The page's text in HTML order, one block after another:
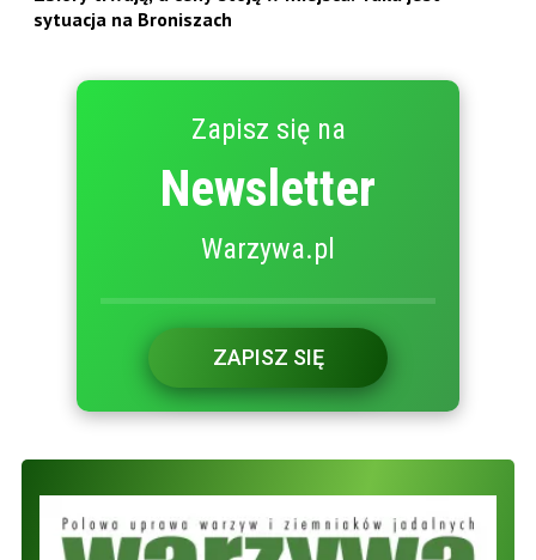
sytuacja na Broniszach
Zapisz się na
Newsletter
Warzywa.pl
ZAPISZ SIĘ